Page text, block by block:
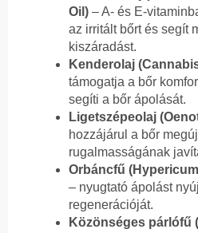
Oil) – A- és E-
az irritált bőrt és segít
kiszáradást.
Kenderolaj
támogatja a bőr
segíti a bőr ápolását.
Ligetszépeolaj
hozzájárul a bőr
rugalmasságának
Orbáncfű
– nyugtató ápolást
regenerációját.
Közönséges párlófű